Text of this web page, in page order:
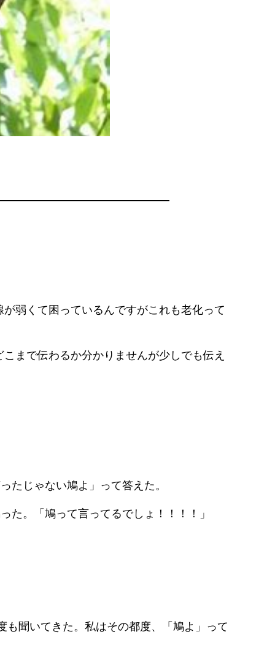
弱くて困っているんですがこれも老化って
まで伝わるか分かりませんが少しでも伝え
たじゃない鳩よ」って答えた。
た。「鳩って言ってるでしょ！！！！」
聞いてきた。私はその都度、「鳩よ」って